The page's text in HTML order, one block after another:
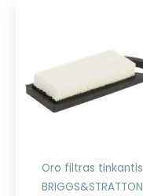
Oro filtras tinkantis
BRIGGS&STRATTON